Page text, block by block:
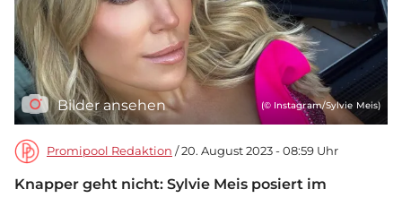
Bilder ansehen (© Instagram/Sylvie Meis)
Promipool Redaktion / 20. August 2023 - 08:59 Uhr
Knapper geht nicht: Sylvie Meis posiert im